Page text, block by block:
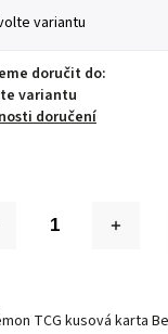
doručit do:
variantu
doručení
TCG kusová karta